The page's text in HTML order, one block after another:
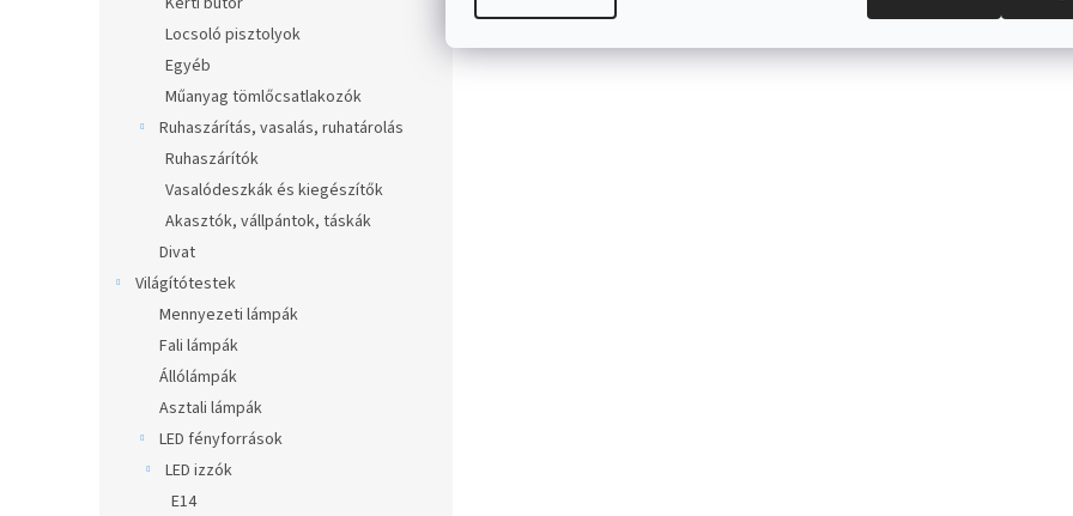
Locsoló pisztolyok
Egyéb
Műanyag tömlőcsatlakozók
Ruhaszárítás, vasalás, ruhatárolás
Ruhaszárítók
Vasalódeszkák és kiegészítők
Akasztók, vállpántok, táskák
Divat
Világítótestek
Mennyezeti lámpák
Fali lámpák
Állólámpák
Asztali lámpák
LED fényforrások
LED izzók
E14